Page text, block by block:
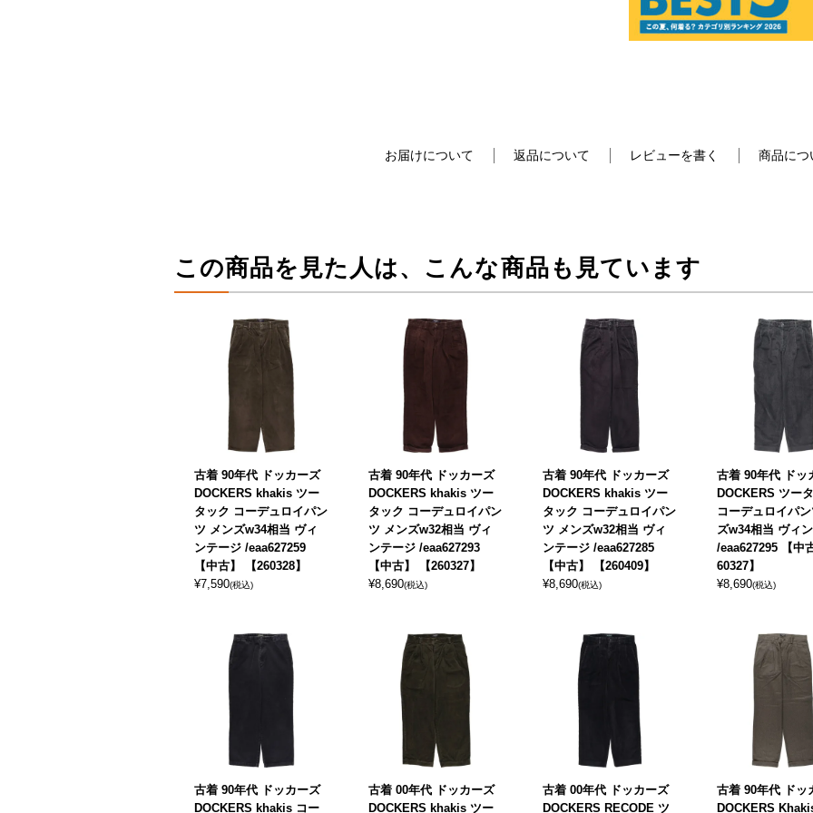
お届けについて 返品について レビューを書く 商品につ
この商品を見た人は、こんな商品も見ています
古着 90年代 ドッカーズ
DOCKERS khakis ツー
タック コーデュロイパン
ツ メンズw34相当 ヴィ
ンテージ /eaa627259
【中古】 【260328】
¥7,590(税込)
古着 90年代 ドッカーズ
DOCKERS khakis ツー
タック コーデュロイパン
ツ メンズw32相当 ヴィ
ンテージ /eaa627293
【中古】 【260327】
¥8,690(税込)
古着 90年代 ドッカーズ
DOCKERS khakis ツー
タック コーデュロイパン
ツ メンズw32相当 ヴィ
ンテージ /eaa627285
【中古】 【260409】
¥8,690(税込)
古着 90年代 ドッ
DOCKERS ツー
コーデュロイパ
ズw34相当 ヴィ
/eaa627295 【中
60327】
¥8,690(税込)
古着 90年代 ドッカーズ
DOCKERS khakis コー
古着 00年代 ドッカーズ
DOCKERS khakis ツー
古着 00年代 ドッカーズ
DOCKERS RECODE ツ
古着 90年代 ドッ
DOCKERS